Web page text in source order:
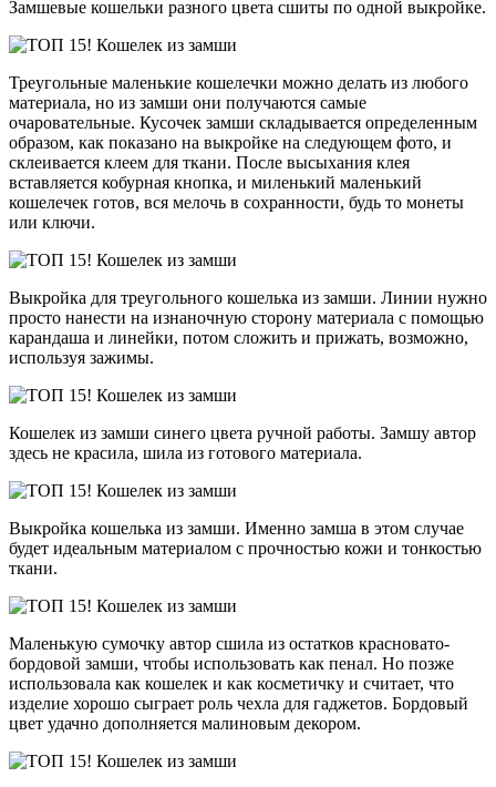
Замшевые кошельки разного цвета сшиты по одной выкройке.
Треугольные маленькие кошелечки можно делать из любого
материала, но из замши они получаются самые
очаровательные. Кусочек замши складывается определенным
образом, как показано на выкройке на следующем фото, и
склеивается клеем для ткани. После высыхания клея
вставляется кобурная кнопка, и миленький маленький
кошелечек готов, вся мелочь в сохранности, будь то монеты
или ключи.
Выкройка для треугольного кошелька из замши. Линии нужно
просто нанести на изнаночную сторону материала с помощью
карандаша и линейки, потом сложить и прижать, возможно,
используя зажимы.
Кошелек из замши синего цвета ручной работы. Замшу автор
здесь не красила, шила из готового материала.
Выкройка кошелька из замши. Именно замша в этом случае
будет идеальным материалом с прочностью кожи и тонкостью
ткани.
Маленькую сумочку автор сшила из остатков красновато-
бордовой замши, чтобы использовать как пенал. Но позже
использовала как кошелек и как косметичку и считает, что
изделие хорошо сыграет роль чехла для гаджетов. Бордовый
цвет удачно дополняется малиновым декором.